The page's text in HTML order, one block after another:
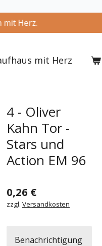
mit Herz.
mit Herz
4 - Oliver
Kahn Tor -
Stars und
Action EM 96
0,26 €
zzgl. Versandkosten
Benachrichtigung